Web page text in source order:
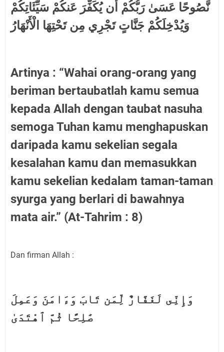
نَّصُوحًا عَسَىٰ رَبُّكُمْ أَن يُكَفِّرَ عَنكُمْ سَيِّئَاتِكُمْ
وَيُدْخِلَكُمْ جَنَّاتٍ تَجْرِي مِن تَحْتِهَا الْأَنْهَارُ
Artinya : “Wahai orang-orang yang
beriman bertaubatlah kamu semua
kepada Allah dengan taubat nasuha
semoga Tuhan kamu menghapuskan
daripada kamu sekelian segala
kesalahan kamu dan memasukkan
kamu sekelian kedalam taman-taman
syurga yang berlari di bawahnya
mata air.” (At-Tahrim : 8)
Dan firman Allah :
وَإِنِّى لَغَفَّارٌ لِّمَن تَابَ وَءَامَنَ وَعَمِلَ
صَٰلِحًا ثُمَّ ٱهْتَدَىٰ